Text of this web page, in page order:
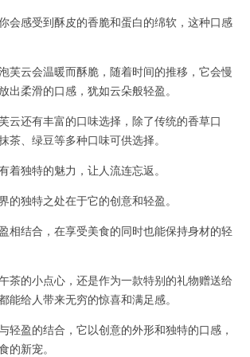
感受到酥皮的香脆和蛋白的绵软，这种口感
云会温暖而酥脆，随着时间的推移，它会慢
出柔滑的口感，犹如云朵般轻盈。
还有丰富的口味选择，除了传统的香草口
茶、绿豆等多种口味可供选择。
独特的魅力，让人流连忘返。
独特之处在于它的创意和轻盈。
结合，在享受美食的同时也能保持身材的轻
的小点心，还是作为一款特别的礼物赠送给
能给人带来无穷的惊喜和满足感。
盈的结合，它以创意的外形和独特的口感，
的新宠。